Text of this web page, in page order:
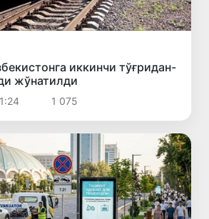
иккинчи тўғридан-
жўнатилди
1 075